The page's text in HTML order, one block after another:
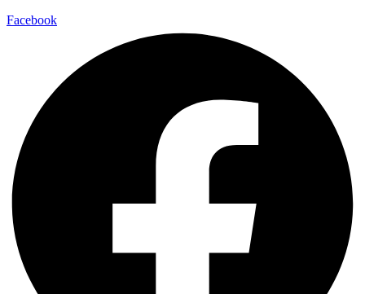
Facebook